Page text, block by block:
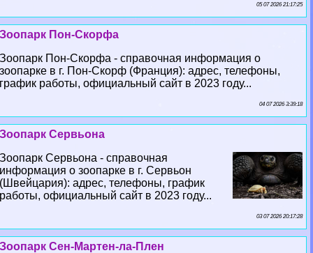
05 07 2026 21:17:25
Зоопарк Пон-Скорфа
Зоопарк Пон-Скорфа - справочная информация о
зоопарке в г. Пон-Скорф (Франция): адрес, телефоны,
график работы, официальный сайт в 2023 году...
04 07 2026 3:39:18
Зоопарк Сервьона
Зоопарк Сервьона - справочная
информация о зоопарке в г. Сервьон
(Швейцария): адрес, телефоны, график
работы, официальный сайт в 2023 году...
03 07 2026 20:17:28
Зоопарк Сен-Мартен-ла-Плен